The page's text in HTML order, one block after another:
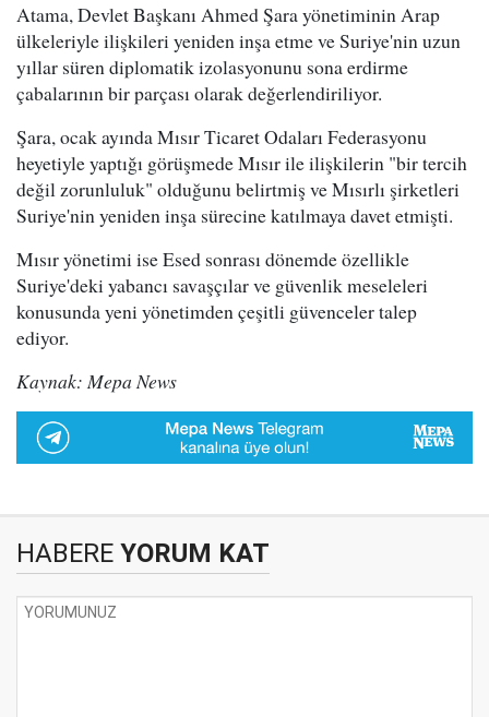
Atama, Devlet Başkanı Ahmed Şara yönetiminin Arap
ülkeleriyle ilişkileri yeniden inşa etme ve Suriye'nin uzun
yıllar süren diplomatik izolasyonunu sona erdirme
çabalarının bir parçası olarak değerlendiriliyor.
Şara, ocak ayında Mısır Ticaret Odaları Federasyonu
heyetiyle yaptığı görüşmede Mısır ile ilişkilerin "bir tercih
değil zorunluluk" olduğunu belirtmiş ve Mısırlı şirketleri
Suriye'nin yeniden inşa sürecine katılmaya davet etmişti.
Mısır yönetimi ise Esed sonrası dönemde özellikle
Suriye'deki yabancı savaşçılar ve güvenlik meseleleri
konusunda yeni yönetimden çeşitli güvenceler talep
ediyor.
Kaynak: Mepa News
HABERE YORUM KAT